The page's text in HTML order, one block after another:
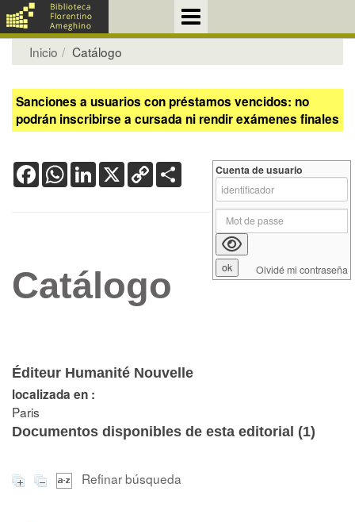
Inicio Catálogo
Sanciones a usuarios con préstamos vencidos: no
podrán inscribirse a cursada ni rendir exámenes finales
FacebookWhatsApp
LinkedIn
X Copy
Link
Catálogo
Éditeur Humanité Nouvelle
localizada en :
Paris
Documentos disponibles de esta editorial (1)
Refinar búsqueda
Cuenta de usuario
Olvidé mi contraseña